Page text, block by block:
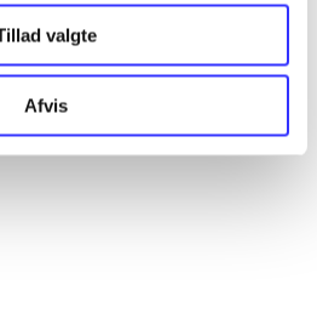
valgte
Afvis
fordelt på udgivelser